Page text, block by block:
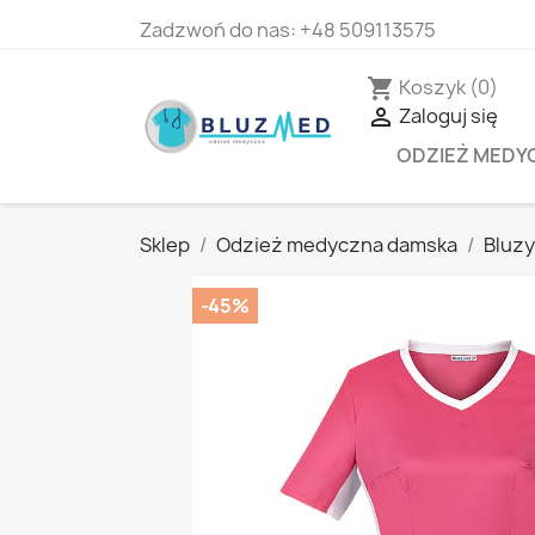
Zadzwoń do nas: +48 509113575
shopping_cart Koszyk (0)
 Zaloguj się
ODZIEŻ
Sklep Odzież medyczna damska
-45%